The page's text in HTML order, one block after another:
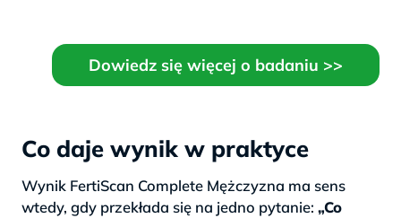
Dowiedz się więcej o badaniu >>
Co daje wynik w praktyce
Wynik FertiScan Complete Mężczyzna ma sens
wtedy, gdy przekłada się na jedno pytanie: „Co